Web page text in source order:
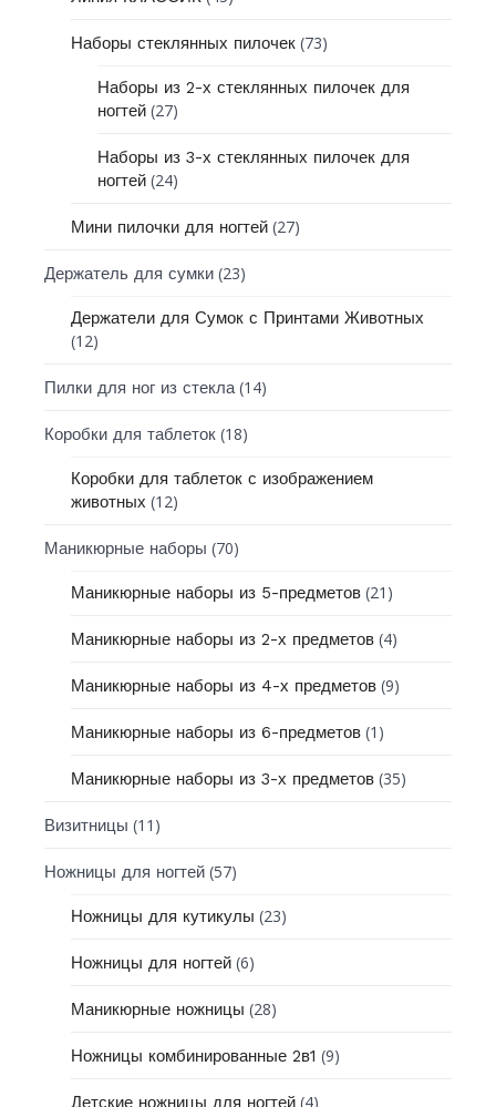
Наборы стеклянных пилочек (73)
Наборы из 2-х стеклянных пилочек для
ногтей (27)
Наборы из 3-х стеклянных пилочек для
ногтей (24)
Мини пилочки для ногтей (27)
Держатель для сумки (23)
Держатели для Сумок с Принтами Животных
(12)
Пилки для ног из стекла (14)
Коробки для таблеток (18)
Коробки для таблеток с изображением
животных (12)
Маникюрные наборы (70)
Маникюрные наборы из 5-предметов (21)
Маникюрные наборы из 2-х предметов (4)
Маникюрные наборы из 4-х предметов (9)
Маникюрные наборы из 6-предметов (1)
Маникюрные наборы из 3-х предметов (35)
Визитницы (11)
Ножницы для ногтей (57)
Ножницы для кутикулы (23)
Ножницы для ногтей (6)
Маникюрные ножницы (28)
Ножницы комбинированные 2в1 (9)
Детские ножницы для ногтей (4)